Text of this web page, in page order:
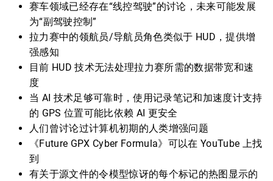
赛车领域已经存在“线控驾驶”的讨论，未来可能发展
为“副驾驶控制”
拉力赛中的领航员/导航员角色类似于 HUD，提供增
强感知
目前 HUD 技术无法处理拉力赛所需的数据带宽和速
度
当 AI 技术足够可靠时，使用记录笔记和加速度计支持
的 GPS 位置可能比依赖 AI 更安全
人们曾讨论过计算机初期的人类增强问题
《Future GPX Cyber Formula》可以在 YouTube 上找
到
有关于源文件的令模型惊讶的每个标记的热图显示的